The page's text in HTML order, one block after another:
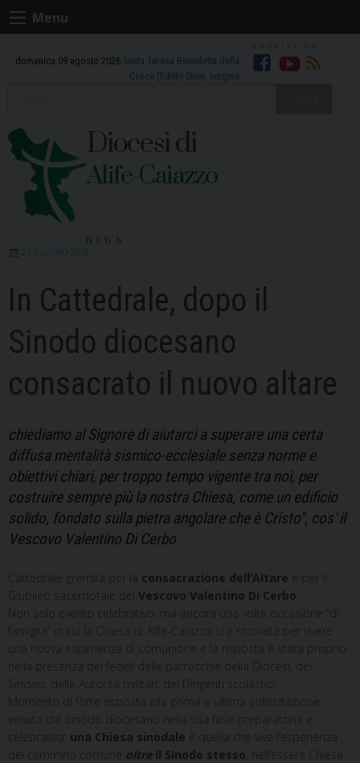
Skip
to
Menu
domenica 09 agosto 2026 Santa Teresa Benedetta della
Croce (Edith) Stein, vergine
Facebook
Youtube
RSS
Diocesi di
Alife-Caiazzo
25 GIUGNO 2018
In Cattedrale, dopo il
Sinodo diocesano
consacrato il nuovo altare
chiediamo al Signore di aiutarci a superare una certa
diffusa mentalità sismico-ecclesiale senza norme e
obiettivi chiari, per troppo tempo vigente tra noi, per
costruire sempre più la nostra Chiesa, come un edificio
solido, fondato sulla pietra angolare che è Cristo", cos' il
Vescovo Valentino Di Cerbo
Cattedrale gremita per la consacrazione dell’Altare e per il
Giubileo sacerdotale del Vescovo Valentino Di Cerbo
Non solo evento celebrativo, ma ancora una volta occasione “di
famiglia” in cui la Chiesa di Alife-Caiazzo si è ritrovata per vivere
una nuova esperienza di comunione e la risposta è stata proprio
nella presenza dei fedeli delle parrocchie della Diocesi, dei
Sindaci, delle Autorità militari, dei Dirigenti scolastici.
Momento di forte risposta alla prima e ultima sollecitazione
venuta dal Sinodo diocesano nella sua fase preparatoria e
celebrativa: una Chiesa sinodale è quella che vive l’esperienza
del cammino comune
oltreil Sinodo stesso , nell’essere Chiesa